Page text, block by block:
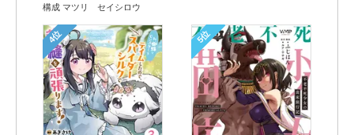
構成 マツリ セイシロウ
4位 5位